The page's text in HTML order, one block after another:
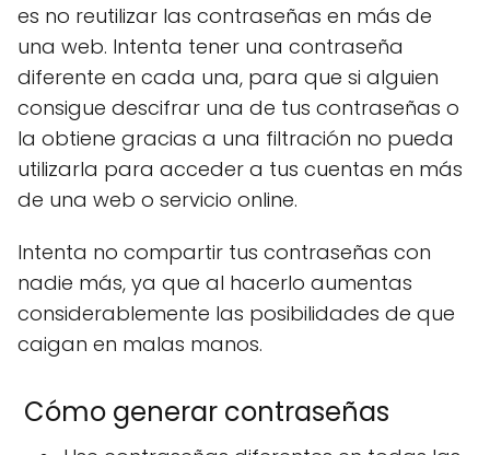
es no reutilizar las contraseñas en más de
una web. Intenta tener una contraseña
diferente en cada una, para que si alguien
consigue descifrar una de tus contraseñas o
la obtiene gracias a una filtración no pueda
utilizarla para acceder a tus cuentas en más
de una web o servicio online.
Intenta no compartir tus contraseñas con
nadie más, ya que al hacerlo aumentas
considerablemente las posibilidades de que
caigan en malas manos.
Cómo generar contraseñas